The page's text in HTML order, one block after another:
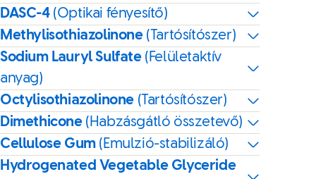
DASC-4 (Optikai fényesítő)
Methylisothiazolinone (Tartósítószer)
Sodium Lauryl Sulfate (Felületaktív
anyag)
Octylisothiazolinone (Tartósítószer)
Dimethicone (Habzásgátló összetevő)
Cellulose Gum (Emulzió-stabilizáló)
Hydrogenated Vegetable Glyceride